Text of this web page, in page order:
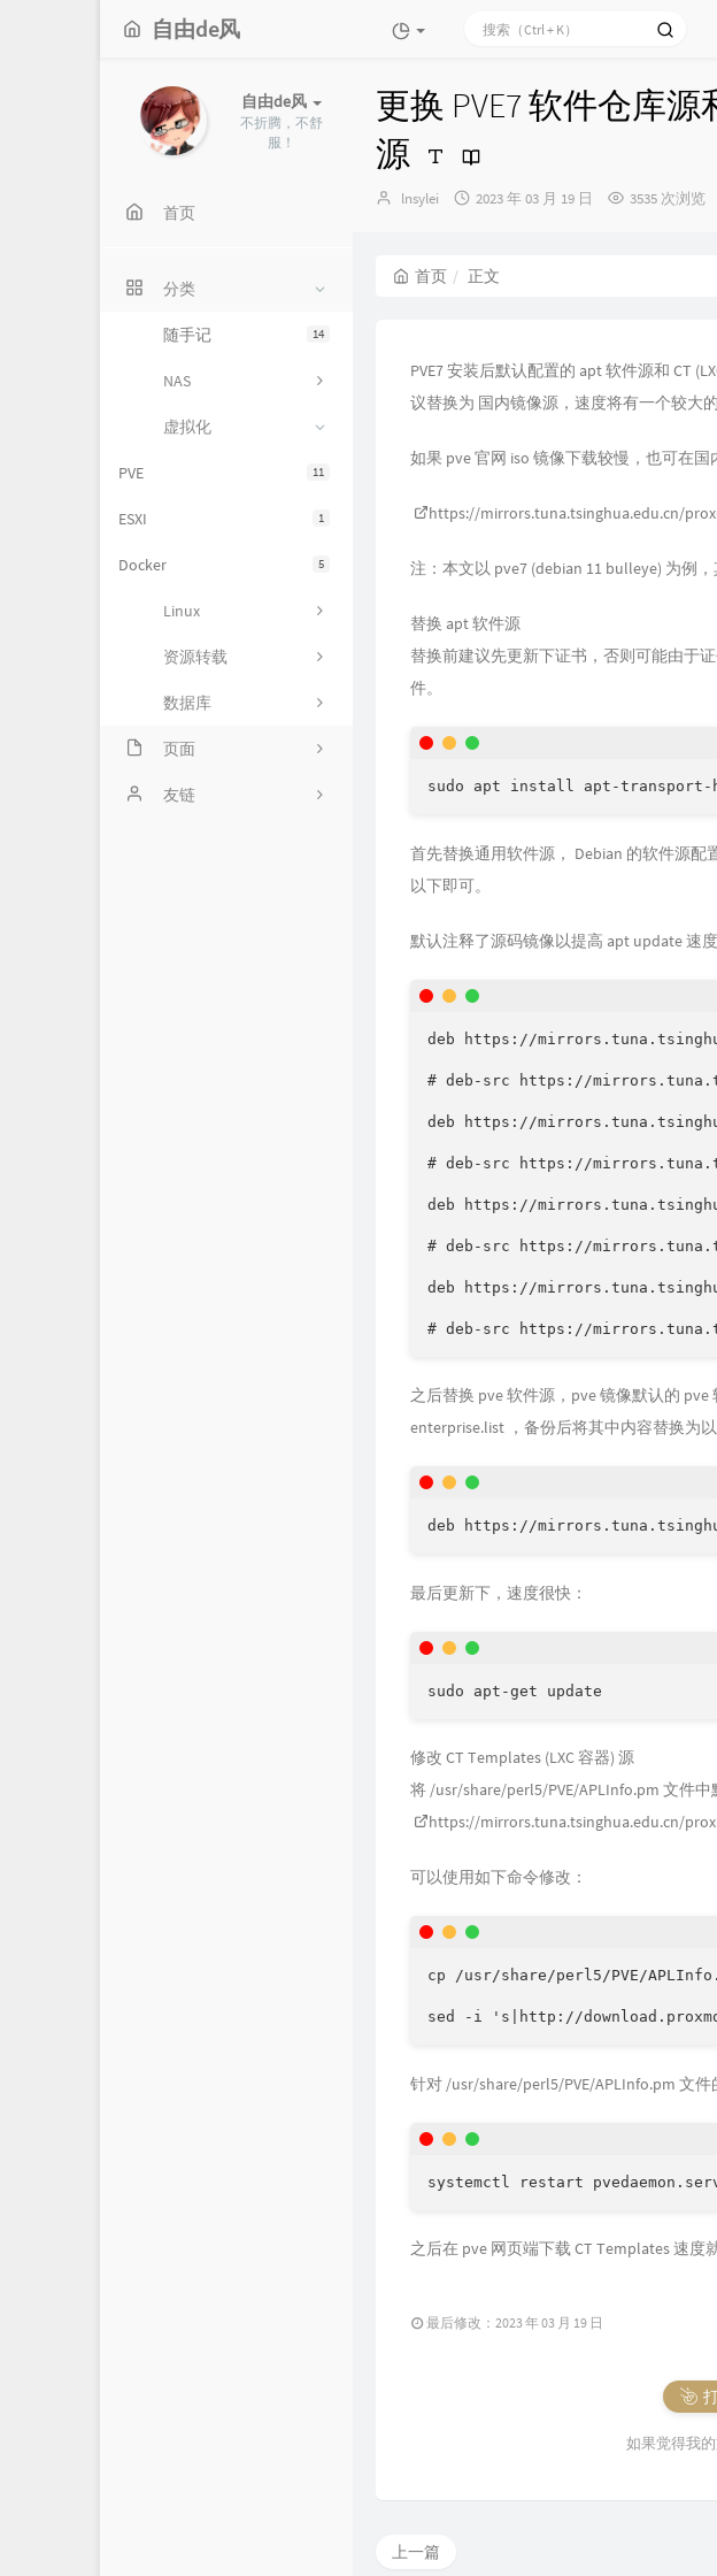
自由de风
自由de风
不折腾，不舒
服！
首页
分类
14
随手记
NAS
虚拟化
11
PVE
1
ESXI
5
Docker
Linux
资源转载
数据库
页面
关于友链
更换 PVE7 软件仓库源
源
博
lnsylei
发
2023 年 03 月 19 日 3535 次浏览
首页 正文
PVE7 安装后默认配置的 apt 软件源和 CT
议替换为 国内镜像源，速度将有一个较大的
如果 pve 官网 iso 镜像下载较慢，也可在国
https://mirrors.tuna.tsinghua.edu.cn/
注：本文以 pve7 (debian 11 bulleye) 为例
替换 apt 软件源
替换前建议先更新下证书，否则可能由于
件。
sudo apt install apt-
首先替换通用软件源， Debian 的软件源
以下即可。
默认注释了源码镜像以提高 apt update 速
deb https://
# deb-src https://
deb https://
# deb-src https://
deb https://
# deb-src https://
deb https://
# deb-src https://
之后替换 pve 软件源，pve 镜像默认的
enterprise.list ，备份后将其中内容替换为以
deb https://
最后更新下，速度很快：
sudo apt-get update
修改 CT Templates (LXC 容器) 源
将 /usr/share/perl5/PVE/APLInfo.pm 文件
https://mirrors.tuna.tsinghua.edu.cn/
可以使用如下命令修改：
cp /usr/share/perl5/PVE/
sed -i 's|http://
针对 /usr/share/perl5/PVE/APLInfo.pm 文件
systemctl restart
之后在 pve 网页端下载 CT Templates 速度
最后修改：2023 年 03 月 19 日
如果觉得我
上一篇